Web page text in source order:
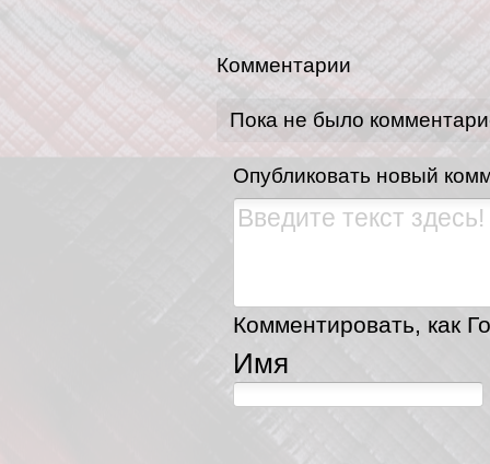
Комментарии
Пока не было
Опубликовать новый
Комментировать, как
Имя